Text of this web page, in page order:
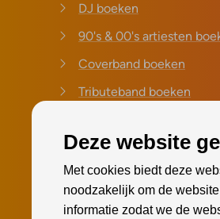
DJ boeken
90's & 00's artiesten
Coverband boeken
Tributeband boeken
Vlaamse zangeressen
boeken
Schlager artiesten
Deze website
Met cookies biedt deze
noodzakelijk om de
informatie zodat we de